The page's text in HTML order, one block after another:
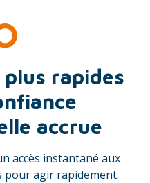
plus rapides
accrue
accès instantané aux
pour agir rapidement.